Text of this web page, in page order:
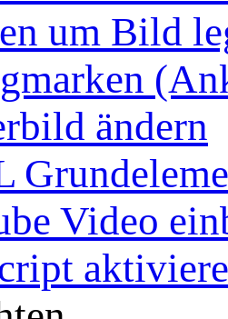
um Bild
ändern
Video